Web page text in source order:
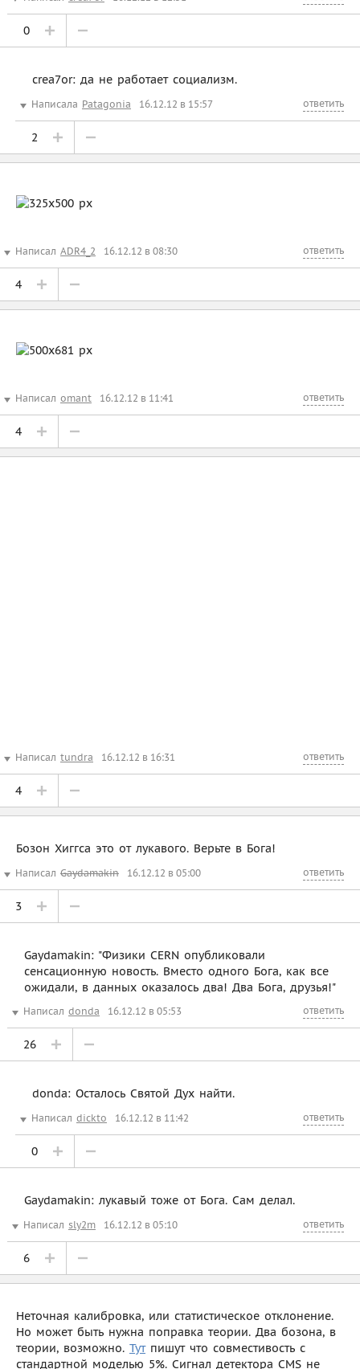
0
crea7or: да не работает социализм.
Написала Patagonia 16.12.12 в 15:57 ответить
2
Написал ADR4_2 16.12.12 в 08:30 ответить
4
Написал omant 16.12.12 в 11:41 ответить
4
Написал tundra 16.12.12 в 16:31 ответить
4
Бозон Хиггса это от лукавого. Верьте в Бога!
Написал Gaydamakin 16.12.12 в 05:00 ответить
3
Gaydamakin: "Физики CERN опубликовали
сенсационную новость. Вместо одного Бога, как все
ожидали, в данных оказалось два! Два Бога, друзья!"
Написал donda 16.12.12 в 05:53 ответить
26
donda: Осталось Святой Дух найти.
Написал dickto 16.12.12 в 11:42 ответить
0
Gaydamakin: лукавый тоже от Бога. Сам делал.
Написал sly2m 16.12.12 в 05:10 ответить
6
Неточная калибровка, или статистическое отклонение.
Но может быть нужна поправка теории. Два бозона, в
теории, возможно. Тутпишут что совместивость с
стандартной моделью 5%. Сигнал детектора CMS не